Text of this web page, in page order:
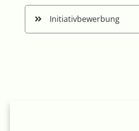
Initiativbewerbung